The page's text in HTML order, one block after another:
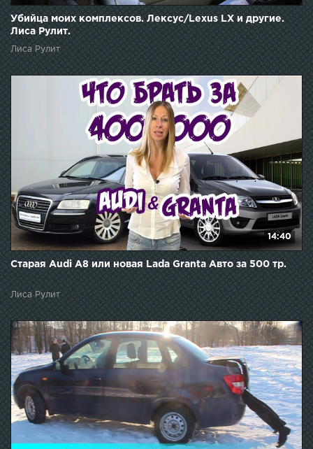
Убийца моих комплексов. Лексус/Lexus LX и другие.
Лиса Рулит.
Лиса Рулит
14:40
Старая Audi A8 или новая Lada Granta Авто за 500 тр.
Лиса Рулит